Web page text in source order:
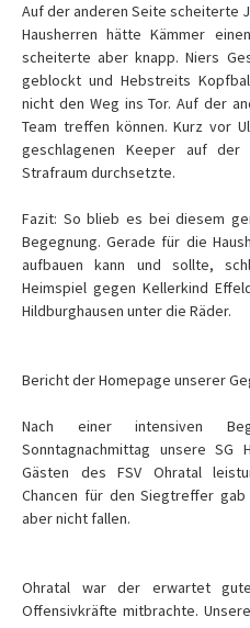
Auf der anderen Seite scheiterte
Hausherren hätte Kämmer
scheiterte aber knapp. Niers
geblockt und Hebstreits
nicht den Weg ins Tor. Auf der
Team treffen können. Kurz vor
geschlagenen Keeper auf
Strafraum durchsetzte.
Fazit: So blieb es bei diesem
Begegnung. Gerade für die
aufbauen kann und sollte,
Heimspiel gegen Kellerkind
Hildburghausen unter die Räder.
Bericht der Homepage unserer
Nach einer intensiven
Sonntagnachmittag unsere SG
Gästen des FSV Ohratal
Chancen für den Siegtreffer
aber nicht fallen.
Ohratal war der erwartet
Offensivkräfte mitbrachte.